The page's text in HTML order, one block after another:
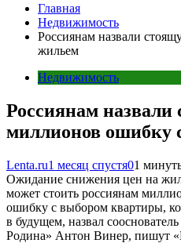
Главная
Недвижимость
Россиянам назвали
жильем
Недвижимость
Россиянам
миллионов ошибку
Lenta.ru1 месяц спустя01
Ожидание снижения цен на
может стоить россиянам
ошибку с выбором квартиры,
в будущем, назвал
Родина» Антон Винер, пишут